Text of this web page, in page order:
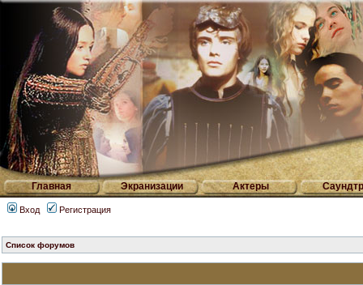
Главная Экранизации Актеры
Вход Регистрация
Список форумов